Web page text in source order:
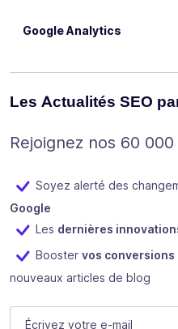
Google Analytics
Les Actualités SEO
Rejoignez nos 60
Soyez alerté des
Google
Les dernières
Booster vos
nouveaux articles de blog
Email
E-mail (Nécessaire)